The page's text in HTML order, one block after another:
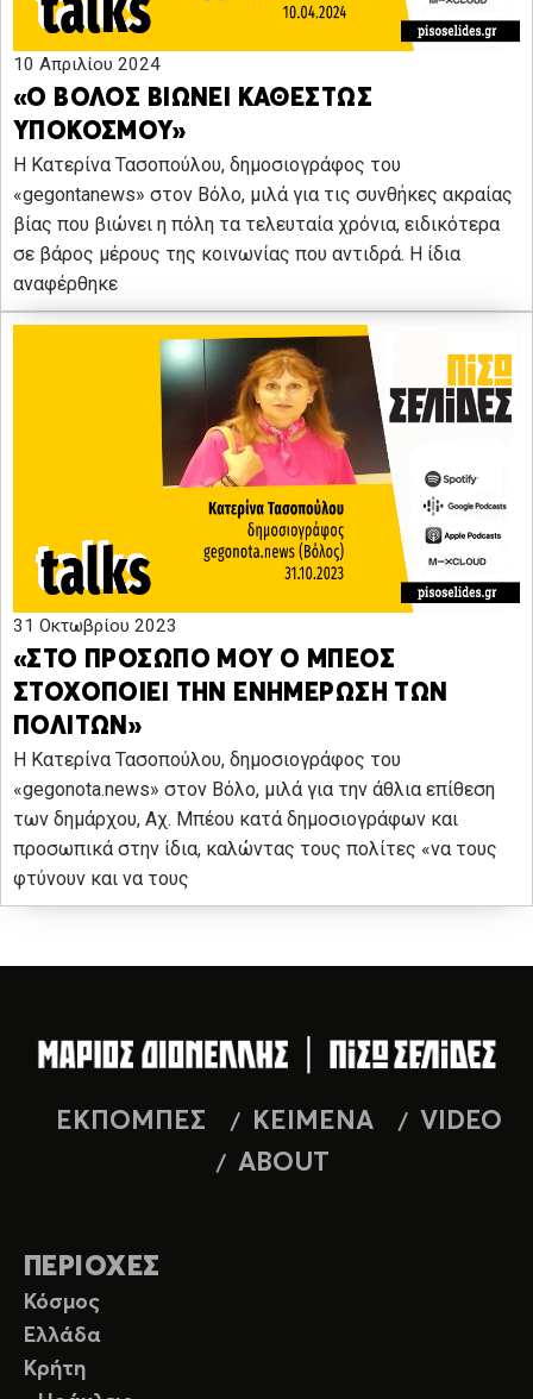
10 Απριλίου 2024
«Ο ΒΟΛΟΣ ΒΙΩΝΕΙ ΚΑΘΕΣΤΩΣ
ΥΠΟΚΟΣΜΟΥ»
Η Κατερίνα Τασοπούλου, δημοσιογράφος του
«gegontanews» στον Βόλο, μιλά για τις συνθήκες ακραίας
βίας που βιώνει η πόλη τα τελευταία χρόνια, ειδικότερα
σε βάρος μέρους της κοινωνίας που αντιδρά. Η ίδια
αναφέρθηκε
31 Οκτωβρίου 2023
«ΣΤΟ ΠΡΟΣΩΠΟ ΜΟΥ Ο ΜΠΕΟΣ
ΣΤΟΧΟΠΟΙΕΙ ΤΗΝ ΕΝΗΜΕΡΩΣΗ ΤΩΝ
ΠΟΛΙΤΩΝ»
Η Κατερίνα Τασοπούλου, δημοσιογράφος του
«gegonota.news» στον Βόλο, μιλά για την άθλια επίθεση
των δημάρχου, Αχ. Μπέου κατά δημοσιογράφων και
προσωπικά στην ίδια, καλώντας τους πολίτες «να τους
φτύνουν και να τους
ΕΚΠΟΜΠΕΣ ΚΕΙΜΕΝΑ
VIDEO
ABOUT
ΠΕΡΙΟΧΕΣ
Κόσμος
Ελλάδα
Κρήτη